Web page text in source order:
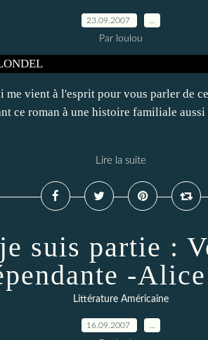
23.09.2007
Par loulou
me vient à l'esprit pour vous parler de
ce roman à une histoire familiale
Lire la suite
suis partie :
-
Littérature Américaine
16.09.2007